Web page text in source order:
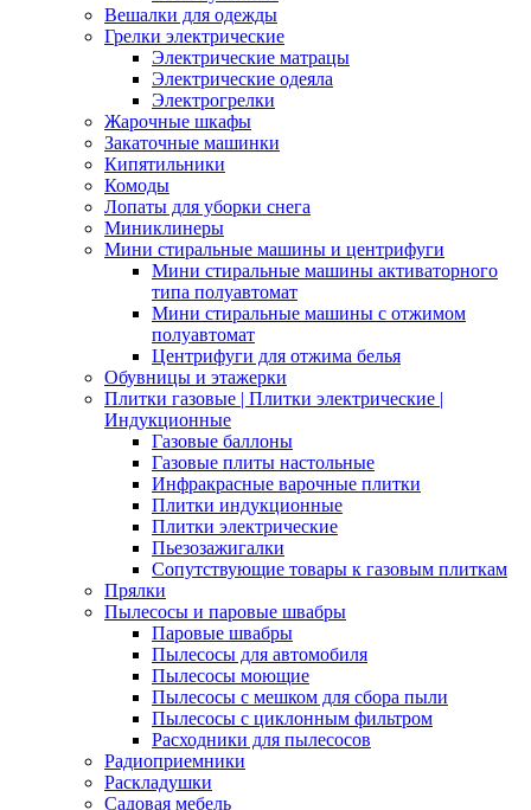
Вешалки для одежды
Грелки электрические
Электрические матрацы
Электрические одеяла
Электрогрелки
Жарочные шкафы
Закаточные машинки
Кипятильники
Комоды
Лопаты для уборки снега
Миниклинеры
Мини стиральные машины и центрифуги
Мини стиральные машины активаторного
типа полуавтомат
Мини стиральные машины с отжимом
полуавтомат
Центрифуги для отжима белья
Обувницы и этажерки
Плитки газовые | Плитки электрические |
Индукционные
Газовые баллоны
Газовые плиты настольные
Инфракрасные варочные плитки
Плитки индукционные
Плитки электрические
Пьезозажигалки
Сопутствующие товары к газовым плиткам
Прялки
Пылесосы и паровые швабры
Паровые швабры
Пылесосы для автомобиля
Пылесосы моющие
Пылесосы с мешком для сбора пыли
Пылесосы с циклонным фильтром
Расходники для пылесосов
Радиоприемники
Раскладушки
Садовая мебель